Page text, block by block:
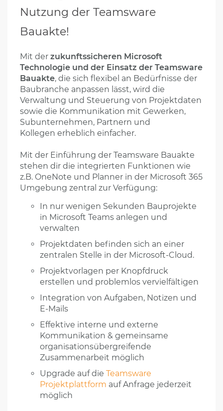
Nutzung der Teamsware
Bauakte!
Mit der zukunftssicheren Microsoft
Technologie und der Einsatz der Teamsware
Bauakte, die sich flexibel an Bedürfnisse der
Baubranche anpassen lässt, wird die
Verwaltung und Steuerung von Projektdaten
sowie die Kommunikation mit Gewerken,
Subunternehmen, Partnern und
Kollegen erheblich einfacher.
Mit der Einführung der Teamsware Bauakte
stehen dir die integrierten Funktionen wie
z.B. OneNote und Planner in der Microsoft 365
Umgebung zentral zur Verfügung:
In nur wenigen Sekunden Bauprojekte
in Microsoft Teams anlegen und
verwalten
Projektdaten befinden sich an einer
zentralen Stelle in der Microsoft-Cloud.
Projektvorlagen per Knopfdruck
erstellen und problemlos vervielfältigen
Integration von Aufgaben, Notizen und
E-Mails
Effektive interne und externe
Kommunikation & gemeinsame
organisationsübergreifende
Zusammenarbeit möglich
Upgrade auf die Teamsware
Projektplattform auf Anfrage jederzeit
möglich